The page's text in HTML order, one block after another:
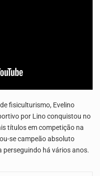
fisiculturismo, Evelino
por Lino conquistou no
títulos em competição na
se campeão absoluto
perseguindo há vários anos.